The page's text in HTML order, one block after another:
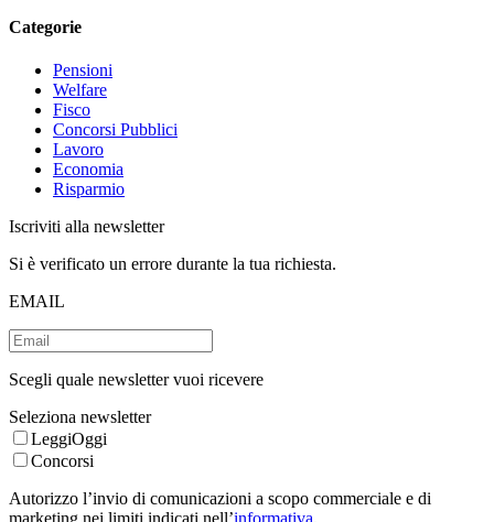
Categorie
Pensioni
Welfare
Fisco
Concorsi Pubblici
Lavoro
Economia
Risparmio
Iscriviti alla newsletter
Si è verificato un errore durante la tua richiesta.
EMAIL
Scegli quale newsletter vuoi ricevere
Seleziona newsletter
LeggiOggi
Concorsi
Autorizzo l’invio di comunicazioni a scopo commerciale e di
marketing nei limiti indicati nell’informativa.